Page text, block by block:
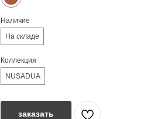
Наличие
На складе
Коллекция
NUSADUA
заказать